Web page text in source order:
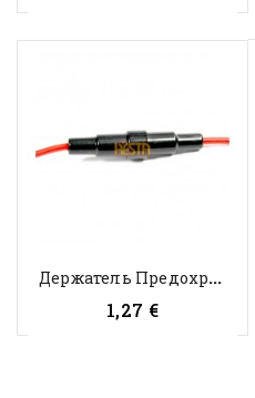
Д
Ержатель Предохранителя 20 Мм /...
1,27 €